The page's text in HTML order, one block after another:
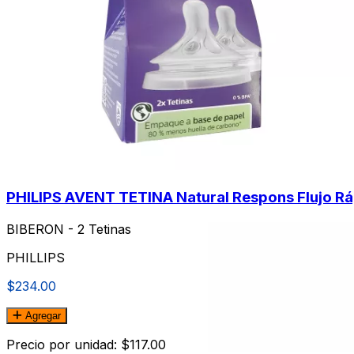
PHILIPS AVENT TETINA Natural Respons Flujo
BIBERON - 2 Tetinas
PHILLIPS
$234.00
Agregar
Precio por unidad: $117.00